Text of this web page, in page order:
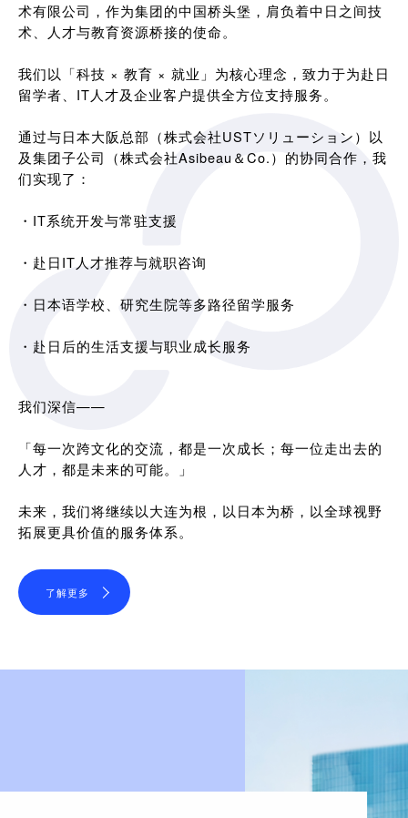
术有限公司，作为集团的中国桥头堡，肩负着中日之间技
术、人才与教育资源桥接的使命。
我们以「科技 × 教育 × 就业」为核心理念，致力于为赴日
留学者、IT人才及企业客户提供全方位支持服务。
通过与日本大阪总部（株式会社USTソリューション）以
及集团子公司（株式会社Asibeau＆Co.）的协同合作，我
们实现了：
・IT系统开发与常驻支援
・赴日IT人才推荐与就职咨询
・日本语学校、研究生院等多路径留学服务
・赴日后的生活支援与职业成长服务
我们深信——
「每一次跨文化的交流，都是一次成长；每一位走出去的
人才，都是未来的可能。」
未来，我们将继续以大连为根，以日本为桥，以全球视野
拓展更具价值的服务体系。
了解更多